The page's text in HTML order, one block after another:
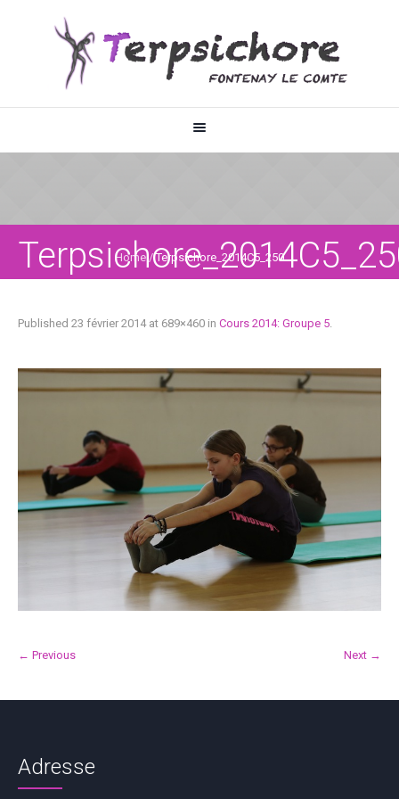
Home /Terpsichore_2014C5_250
Published 23 février 2014at 689×460 in Cours 2014: Groupe 5.
← Previous Next →
Adresse